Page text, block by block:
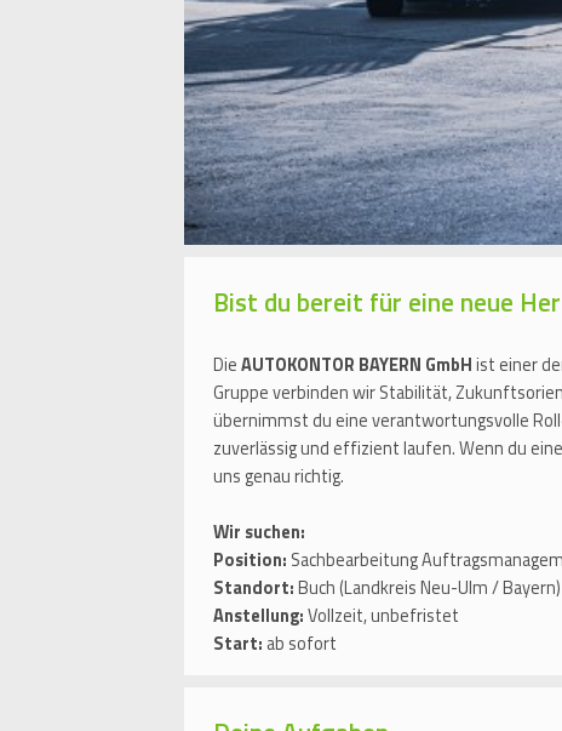
Bist du bereit für eine neue
DieAUTOKONTOR BAYERN GmbHist einer
Gruppe verbinden wir Stabilität,
übernimmst du eine verantwortungsvolle
zuverlässig und effizient laufen. Wenn du
uns genau richtig.
Wir suchen:
Position: Sachbearbeitung
Standort:Buch (Landkreis Neu-Ulm / Bayern)
Anstellung:Vollzeit, unbefristet
Start: ab sofort